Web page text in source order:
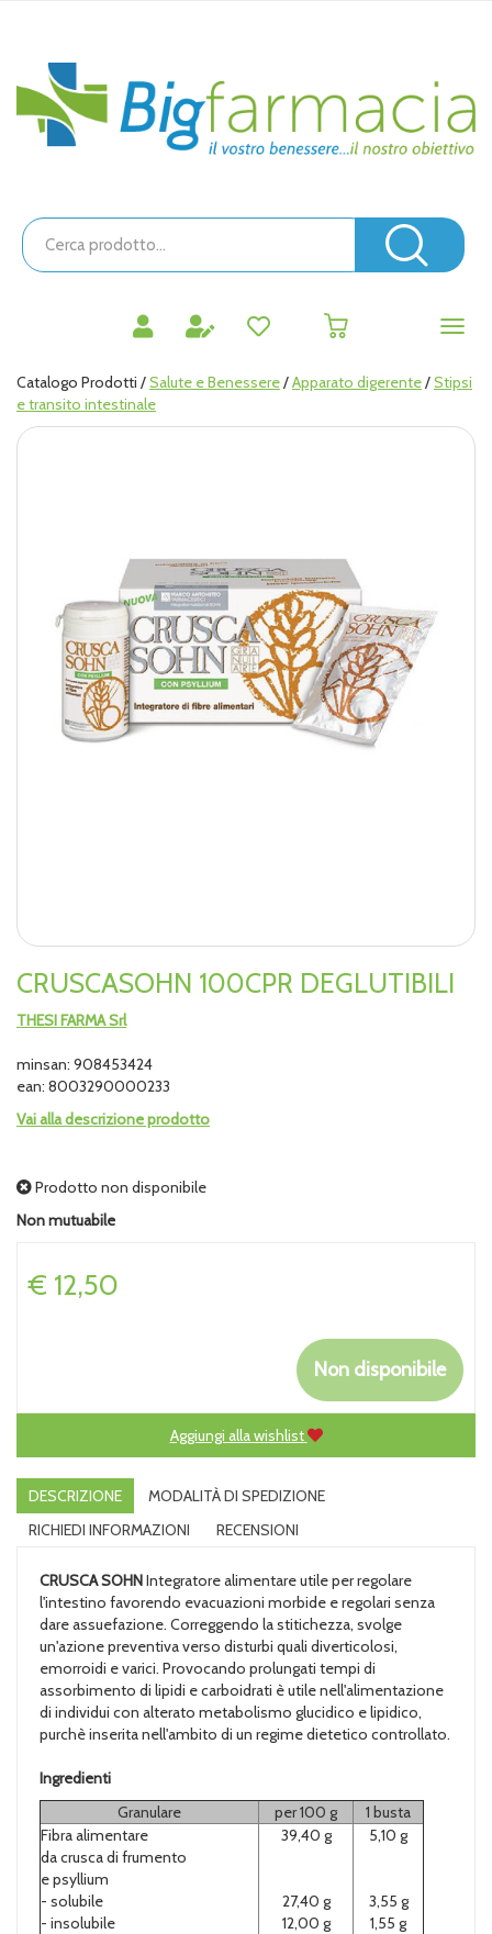
principaleBigfarmacia
Cerca
Prodotto
Catalogo Prodotti /Salute e Benessere/Apparato digerente/Stipsi
e transito intestinale
CRUSCASOHN 100CPR DEGLUTIBILI
THESI FARMA Srl
minsan: 908453424
ean: 8003290000233
Vai alla descrizione prodotto
Prodotto non disponibile
Non mutuabile
Prezzo
€ 12,50
Non disponibile
Aggiungi alla wishlist
DESCRIZIONE
MODALITÀ DI SPEDIZIONE
RICHIEDI INFORMAZIONI
RECENSIONI
CRUSCA SOHNIntegratore alimentare utile per regolare
l'intestino favorendo evacuazioni morbide e regolari senza
dare assuefazione. Correggendo la stitichezza, svolge
un'azione preventiva verso disturbi quali diverticolosi,
emorroidi e varici. Provocando prolungati tempi di
assorbimento di lipidi e carboidrati è utile nell'alimentazione
di individui con alterato metabolismo glucidico e lipidico,
purchè inserita nell'ambito di un regime dietetico controllato.
Ingredienti
Granulare
per 100 g
1 busta
Fibra alimentare
da crusca di frumento
e psyllium
- solubile
- insolubile
39,40 g
27,40 g
12,00 g
5,10 g
3,55 g
1,55 g